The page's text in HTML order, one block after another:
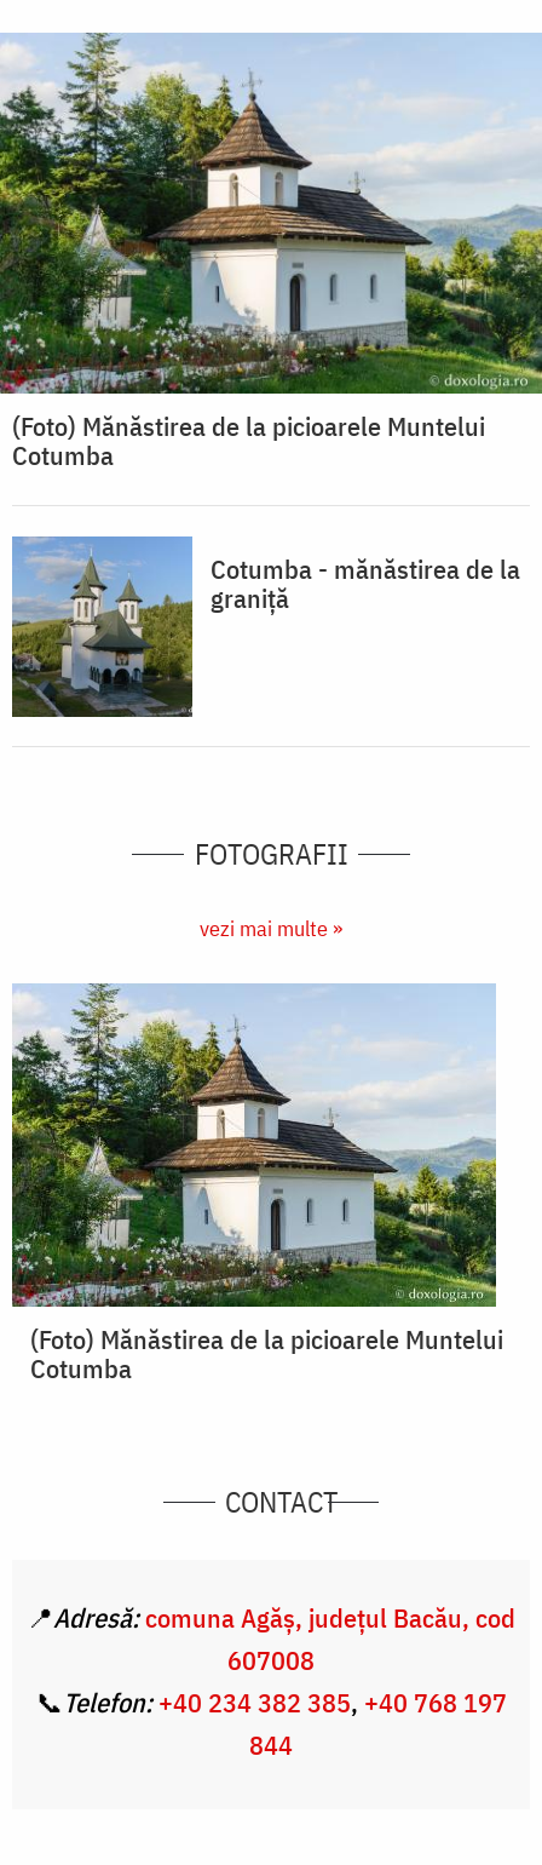
(Foto) Mănăstirea de la picioarele Muntelui
Cotumba
Cotumba - mănăstirea de la
graniță
FOTOGRAFII
vezi mai multe »
(Foto) Mănăstirea de la picioarele Muntelui
Cotumba
CONTACT
📍Adresă:comuna Agăș, județul Bacău, cod
607008
📞 Telefon: +40 234 382 385, +40 768 197
844